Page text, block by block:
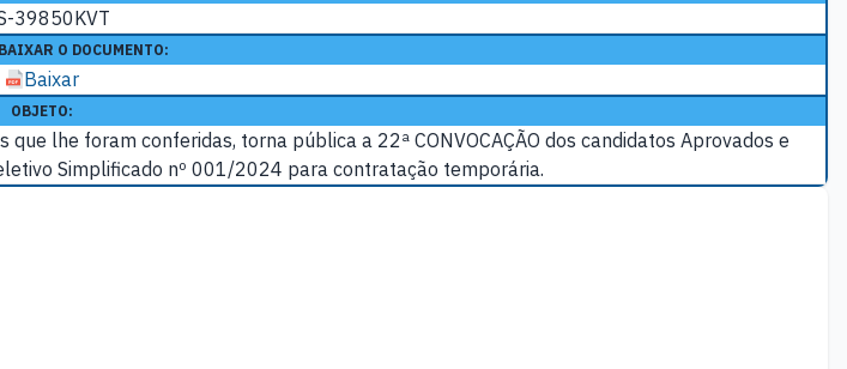
39850KVT
O DOCUMENTO:
Baixar
OBJETO:
lhe foram conferidas, torna pública a 22ª CONVOCAÇÃO dos candidatos Aprovados e
Simplificado nº 001/2024 para contratação temporária.